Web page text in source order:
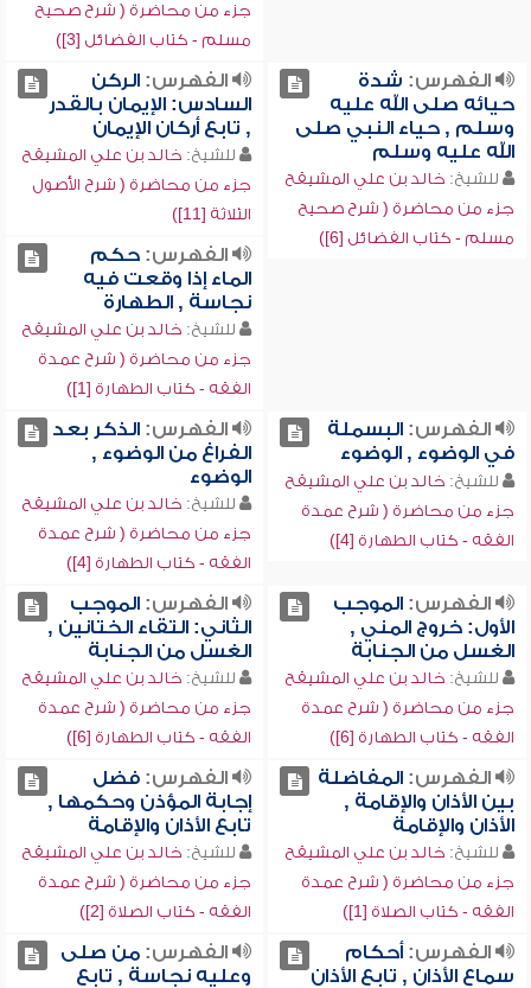
جزء من محاضرة ( شرح صحيح
مسلم - كتاب الفضائل [3])
الفهرس: شدة
حيائه صلى الله عليه
وسلم , حياء النبي صلى
الله عليه وسلم
للشيخ: خالد بن علي المشيقح
جزء من محاضرة ( شرح صحيح
مسلم - كتاب الفضائل [6])
الفهرس:الركن
السادس: الإيمان بالقدر
, تابع أركان الإيمان
للشيخ: خالد بن علي المشيقح
جزء من محاضرة ( شرح الأصول
الثلاثة [11])
الفهرس:حكم
الماء إذا وقعت فيه
نجاسة , الطهارة
للشيخ: خالد بن علي المشيقح
جزء من محاضرة ( شرح عمدة
الفقه - كتاب الطهارة [1])
الفهرس:البسملة
في الوضوء , الوضوء
للشيخ: خالد بن علي المشيقح
جزء من محاضرة ( شرح عمدة
الفقه - كتاب الطهارة [4])
الفهرس:الذكر بعد
الفراغ من الوضوء ,
الوضوء
للشيخ: خالد بن علي المشيقح
جزء من محاضرة ( شرح عمدة
الفقه - كتاب الطهارة [4])
الفهرس:الموجب
الأول: خروج المني ,
الغسل من الجنابة
للشيخ: خالد بن علي المشيقح
جزء من محاضرة ( شرح عمدة
الفقه - كتاب الطهارة [6])
الفهرس:الموجب
الثاني: التقاء الختانين ,
الغسل من الجنابة
للشيخ: خالد بن علي المشيقح
جزء من محاضرة ( شرح عمدة
الفقه - كتاب الطهارة [6])
الفهرس:المفاضلة
بين الأذان والإقامة ,
الأذان والإقامة
للشيخ: خالد بن علي المشيقح
جزء من محاضرة ( شرح عمدة
الفقه - كتاب الصلاة [1])
الفهرس:فضل
إجابة المؤذن وحكمها ,
تابع الأذان والإقامة
للشيخ: خالد بن علي المشيقح
جزء من محاضرة ( شرح عمدة
الفقه - كتاب الصلاة [2])
الفهرس:أحكام
سماع الأذان , تابع الأذان
الفهرس:من صلى
وعليه نجاسة , تابع